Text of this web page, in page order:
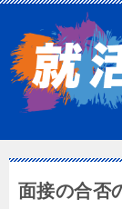
面接の合否